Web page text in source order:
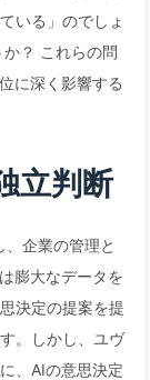
いる」のでしょ
？ これらの問
に深く影響する
立判断
企業の管理と
膨大なデータを
決定の提案を提
。しかし、ユヴ
、AIの意思決定